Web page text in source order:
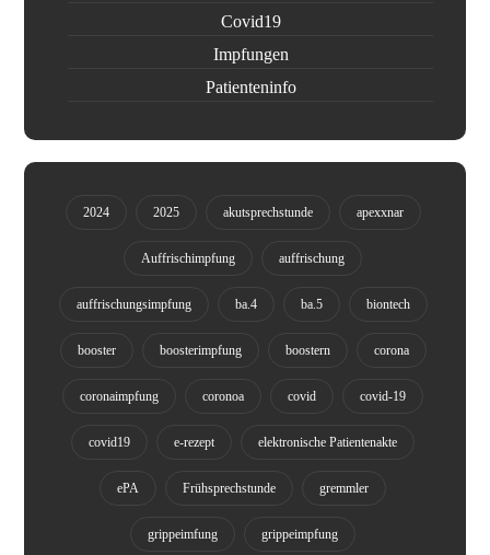
Covid19
Impfungen
Patienteninfo
2024 2025 akutsprechstunde apexxnar
Auffrischimpfung auffrischung
auffrischungsimpfung ba.4 ba.5 biontech
booster boosterimpfung boostern corona
coronaimpfung coronoa covid covid-19
covid19 e-rezept elektronische Patientenakte
ePA Frühsprechstunde gremmler
grippeimfung grippeimpfung